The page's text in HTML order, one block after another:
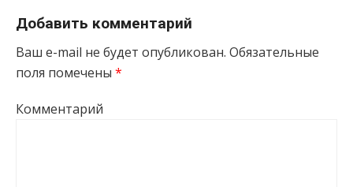
Добавить комментарий
Ваш e-mail не будет опубликован. Обязательные
поля помечены *
Комментарий